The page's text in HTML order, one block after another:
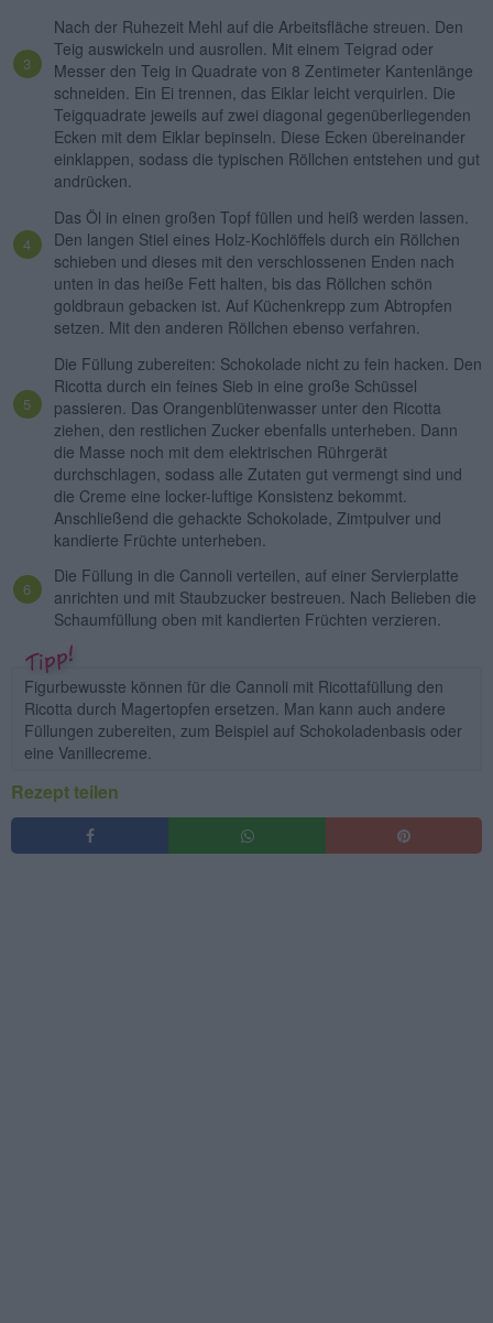
Nach der Ruhezeit Mehl auf die Arbeitsfläche streuen. Den
Teig auswickeln und ausrollen. Mit einem Teigrad oder
Messer den Teig in Quadrate von 8 Zentimeter Kantenlänge
schneiden. Ein Ei trennen, das Eiklar leicht verquirlen. Die
Teigquadrate jeweils auf zwei diagonal gegenüberliegenden
Ecken mit dem Eiklar bepinseln. Diese Ecken übereinander
einklappen, sodass die typischen Röllchen entstehen und gut
andrücken.
Das Öl in einen großen Topf füllen und heiß werden lassen.
Den langen Stiel eines Holz-Kochlöffels durch ein Röllchen
schieben und dieses mit den verschlossenen Enden nach
unten in das heiße Fett halten, bis das Röllchen schön
goldbraun gebacken ist. Auf Küchenkrepp zum Abtropfen
setzen. Mit den anderen Röllchen ebenso verfahren.
Die Füllung zubereiten: Schokolade nicht zu fein hacken. Den
Ricotta durch ein feines Sieb in eine große Schüssel
passieren. Das Orangenblütenwasser unter den Ricotta
ziehen, den restlichen Zucker ebenfalls unterheben. Dann
die Masse noch mit dem elektrischen Rührgerät
durchschlagen, sodass alle Zutaten gut vermengt sind und
die Creme eine locker-luftige Konsistenz bekommt.
Anschließend die gehackte Schokolade, Zimtpulver und
kandierte Früchte unterheben.
Die Füllung in die Cannoli verteilen, auf einer Servierplatte
anrichten und mit Staubzucker bestreuen. Nach Belieben die
Schaumfüllung oben mit kandierten Früchten verzieren.
Figurbewusste können für die Cannoli mit Ricottafüllung den
Ricotta durch Magertopfen ersetzen. Man kann auch andere
Füllungen zubereiten, zum Beispiel auf Schokoladenbasis oder
eine Vanillecreme.
Rezept teilen